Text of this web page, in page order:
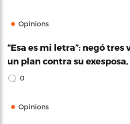
Opinions
“Esa es mi letra”: negó tres
un plan contra su
0
Opinions